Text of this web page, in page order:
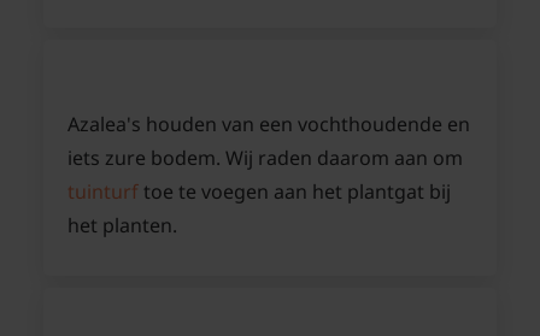
Azalea's houden van een vochthoudende en
iets zure bodem. Wij raden daarom aan om
tuinturf toe te voegen aan het plantgat bij
het planten.